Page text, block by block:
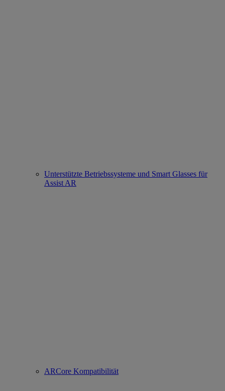
Unterstützte Betriebssysteme und Smart Glasses für
Assist AR
ARCore Kompatibilität